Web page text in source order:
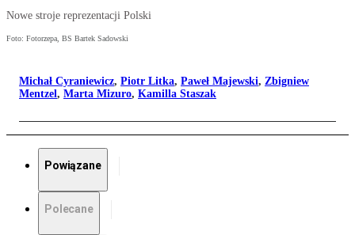
Nowe stroje reprezentacji Polski
Foto: Fotorzepa, BS Bartek Sadowski
Michał Cyraniewicz, Piotr Litka, Paweł Majewski, Zbigniew
Mentzel, Marta Mizuro, Kamilla Staszak
Powiązane
Polecane